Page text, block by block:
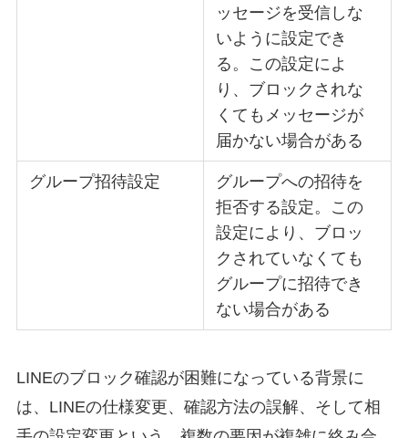
ッセージを受信しな
いように設定でき
る。この設定によ
り、ブロックされな
くてもメッセージが
届かない場合がある
グループ招待設定
グループへの招待を
拒否する設定。この
設定により、ブロッ
クされていなくても
グループに招待でき
ない場合がある
LINEのブロック確認が困難になっている背景に
は、LINEの仕様変更、確認方法の誤解、そして相